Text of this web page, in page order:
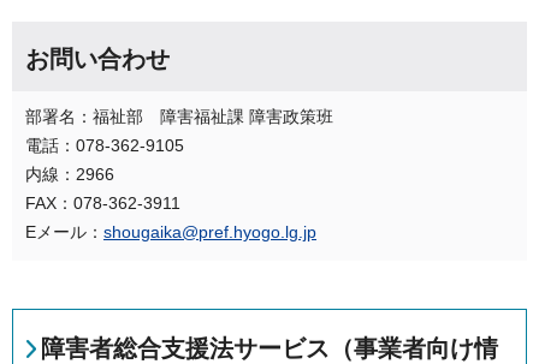
お問い合わせ
部署名：福祉部 障害福祉課 障害政策班
電話：078-362-9105
内線：2966
FAX：078-362-3911
Eメール： shougaika@pref.hyogo.lg.jp
障害者総合支援法サービス（事業者向け情